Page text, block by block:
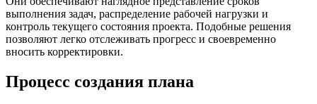
выполнения задач, распределение рабочей нагрузки и
контроль текущего состояния проекта. Подобные решения
позволяют легко отслеживать прогресс и своевременно
вносить корректировки.
Процесс создания плана